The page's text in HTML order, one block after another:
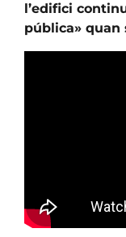
l’edifici
pública» quan